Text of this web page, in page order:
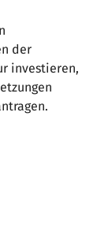
der
investieren,